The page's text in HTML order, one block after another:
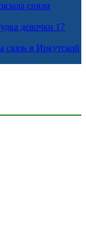
сняли
девочки 17
связь в Иркутской